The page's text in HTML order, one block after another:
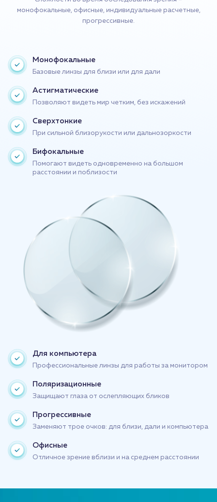
монофокальные, офисные, индивидуальные расчетные,
прогрессивные.
Монофокальные
Базовые линзы для близи или для дали
Астигматические
Позволяют видеть мир четким, без искажений
Сверхтонкие
При сильной близорукости или дальнозоркости
Бифокальные
Помогают видеть одновременно на большом
расстоянии и поблизости
Для компьютера
Профессиональные линзы для работы за монитором
Поляризационные
Защищают глаза от ослепляющих бликов
Прогрессивные
Заменяют трое очков: для близи, дали и компьютера
Офисные
Отличное зрение вблизи и на среднем расстоянии